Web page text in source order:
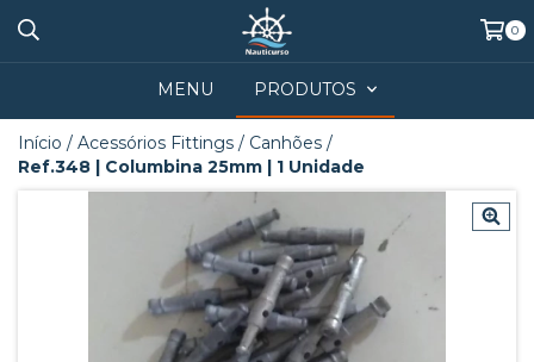
0
MENU PRODUTOS
Início / Acessórios Fittings / Canhões /
Ref.348 | Columbina 25mm | 1 Unidade